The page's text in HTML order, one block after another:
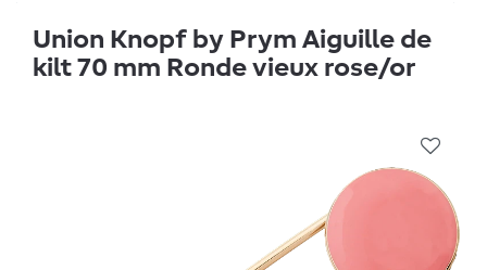
Union Knopf by Prym Aiguille de
kilt 70 mm Ronde vieux rose/or